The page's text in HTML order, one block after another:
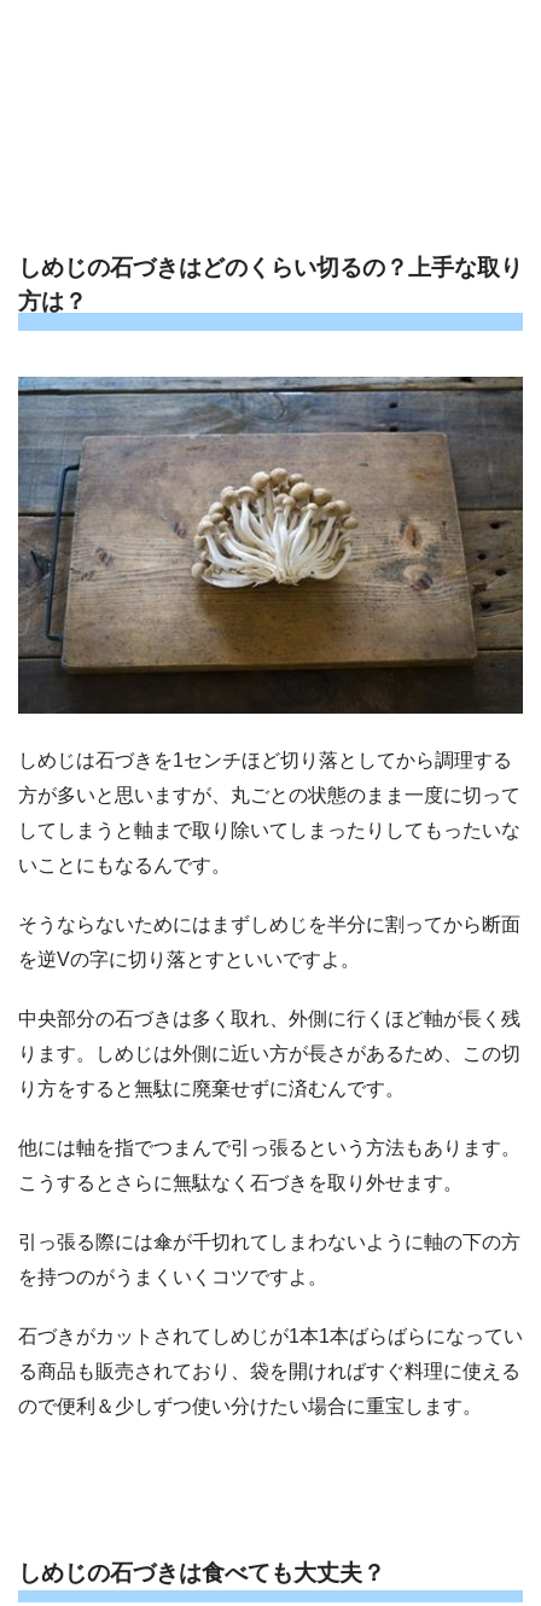
しめじの石づきはどのくらい切るの？上手な取り
方は？
しめじは石づきを1センチほど切り落としてから調理する
方が多いと思いますが、丸ごとの状態のまま一度に切って
してしまうと軸まで取り除いてしまったりしてもったいな
いことにもなるんです。
そうならないためにはまずしめじを半分に割ってから断面
を逆Vの字に切り落とすといいですよ。
中央部分の石づきは多く取れ、外側に行くほど軸が長く残
ります。しめじは外側に近い方が長さがあるため、この切
り方をすると無駄に廃棄せずに済むんです。
他には軸を指でつまんで引っ張るという方法もあります。
こうするとさらに無駄なく石づきを取り外せます。
引っ張る際には傘が千切れてしまわないように軸の下の方
を持つのがうまくいくコツですよ。
石づきがカットされてしめじが1本1本ばらばらになってい
る商品も販売されており、袋を開ければすぐ料理に使える
ので便利＆少しずつ使い分けたい場合に重宝します。
しめじの石づきは食べても大丈夫？